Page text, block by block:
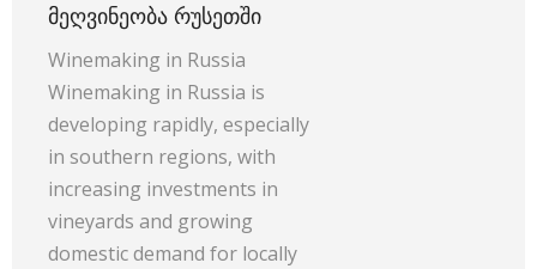
ᲛᲔᲦᲕᲘᲜᲔᲝᲑᲐ ᲠᲣᲡᲔᲗᲨᲘ
Winemaking in Russia
Winemaking in Russia is
developing rapidly, especially
in southern regions, with
increasing investments in
vineyards and growing
domestic demand for locally